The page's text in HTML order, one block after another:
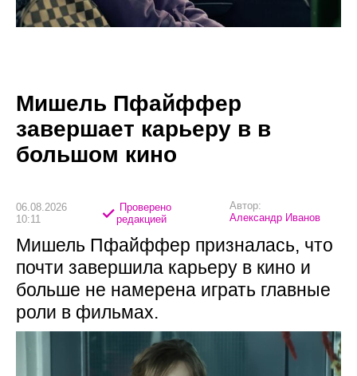
Мишель Пфайффер
завершает карьеру в в
большом кино
06.08.2026
10:11
Проверено
редакцией
Автор:
Александр Иванов
Мишель Пфайффер призналась, что
почти завершила карьеру в кино и
больше не намерена играть главные
роли в фильмах.